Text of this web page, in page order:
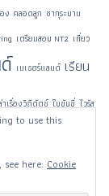
ง คลอดลูก ซากุระบาน
เตรียมสอบ NT2 เที่ยว
เนเธฮร์แลนด์ เรียน
าเรื่องวิถีดัตช์ ใบขับขี่ ไวรัส
to use this
here: Cookie